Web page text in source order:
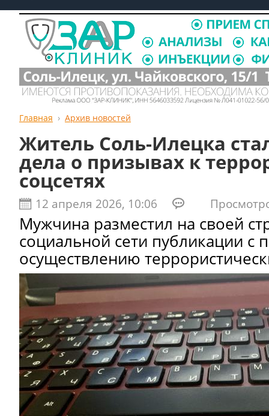
Главная Архив новостей
Житель Соль-Илецка
дела о призывах к
соцсетях
12 апреля 2026, 10:06
Мужчина разместил на своей
социальной сети публикации с
осуществлению